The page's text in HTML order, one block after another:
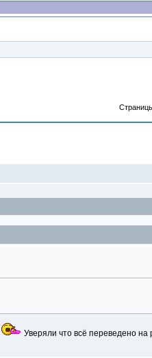
Уверяли что всё переведено на